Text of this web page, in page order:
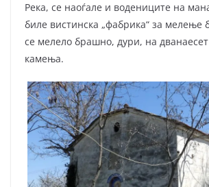
Река, се наоѓале и водениците на
биле вистинска „фабрика“ за
се мелело брашно, дури, на
камења.